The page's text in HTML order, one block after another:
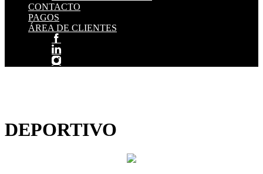
CONTACTO
PAGOS
ÁREA DE CLIENTES
DEPORTIVO